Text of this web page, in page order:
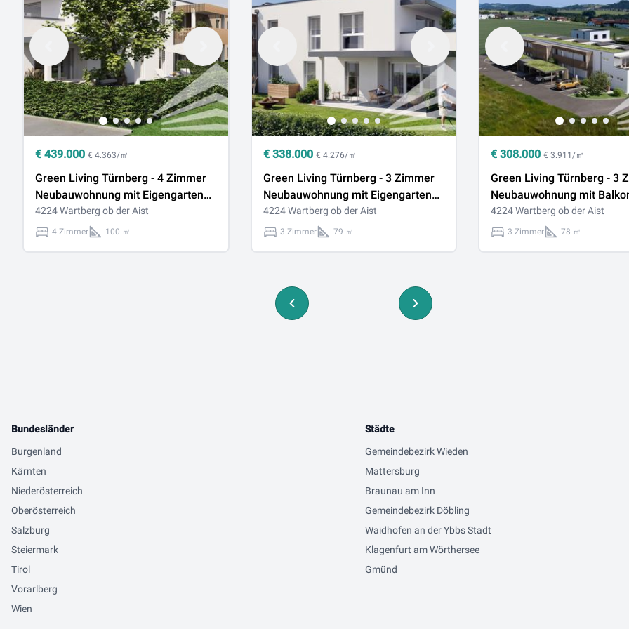
€ 439.000 € 4.363/㎡
Green Living Türnberg - 4 Zimmer
Neubauwohnung mit Eigengarten
(Top 1)
4224 Wartberg ob der Aist
4 Zimmer 100 ㎡
€ 338.000 € 4.276/㎡
Green Living Türnberg - 3 Zimmer
Neubauwohnung mit Eigengarten
(Top 3)
4224 Wartberg ob der Aist
3 Zimmer 79 ㎡
€308.000 € 3.911/㎡
Green Living Türnberg - 3
Neubauwohnung mit
4224 Wartberg ob der Aist
3 Zimmer 78 ㎡
Bundesländer
Burgenland
Kärnten
Niederösterreich
Oberösterreich
Salzburg
Steiermark
Tirol
Vorarlberg
Wien
Städte
Gemeindebezirk Wieden
Mattersburg
Braunau am Inn
Gemeindebezirk Döbling
Waidhofen an der Ybbs Stadt
Klagenfurt am Wörthersee
Gmünd